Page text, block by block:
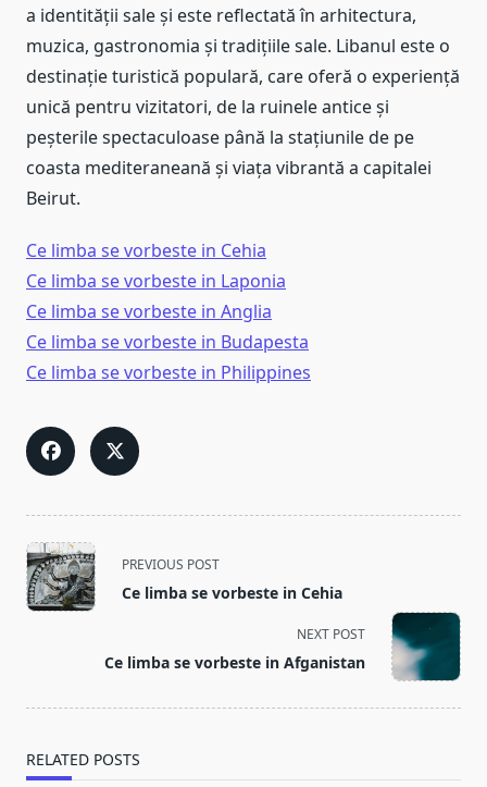
a identității sale și este reflectată în arhitectura,
muzica, gastronomia și tradițiile sale. Libanul este o
destinație turistică populară, care oferă o experiență
unică pentru vizitatori, de la ruinele antice și
peșterile spectaculoase până la stațiunile de pe
coasta mediteraneană și viața vibrantă a capitalei
Beirut.
Ce limba se vorbeste in Cehia
Ce limba se vorbeste in Laponia
Ce limba se vorbeste in Anglia
Ce limba se vorbeste in Budapesta
Ce limba se vorbeste in Philippines
<span
class="nav-
subtitle
PREVIOUS POST
Ce limba se vorbeste in Cehia
NEXT POST
Ce limba se vorbeste in Afganistan
RELATED POSTS